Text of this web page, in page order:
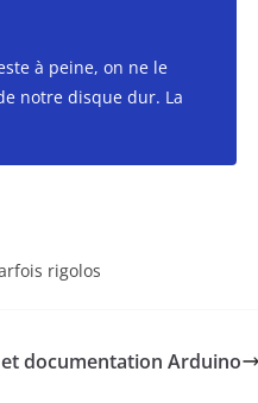
à peine, on ne le
notre disque dur. La
rigolos
et documentation Arduino